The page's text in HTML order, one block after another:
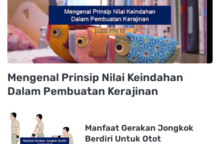
Mengenal Prinsip Nilai Keindahan
Dalam Pembuatan Kerajinan
Manfaat Gerakan Jongkok
Berdiri Untuk Otot